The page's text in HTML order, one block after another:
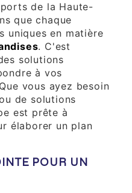
de la Haute-
que chaque
uniques en matière
. C'est
solutions
à vos
vous ayez besoin
de solutions
est prête à
élaborer un plan
POUR UN